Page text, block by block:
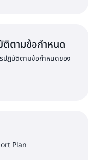
ติตามข้อกำหนด
ปฏิบัติตามข้อกำหนดของ
Plan